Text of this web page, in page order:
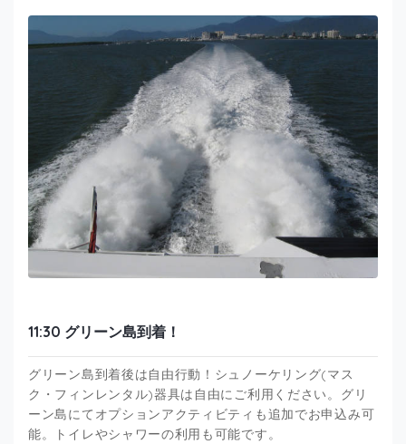
11:30 グリーン島到着！
グリーン島到着後は自由行動！シュノーケリング(マス
ク・フィンレンタル)器具は自由にご利用ください。グリ
ーン島にてオプションアクティビティも追加でお申込み可
能。トイレやシャワーの利用も可能です。